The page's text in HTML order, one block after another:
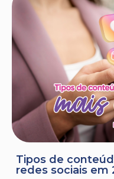
Tipos de
redes sociais em